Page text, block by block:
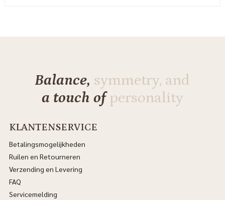
Balance, symmetry, and
a touch ofpersonality
KLANTENSERVICE
Betalingsmogelijkheden
Ruilen en Retourneren
Verzending en Levering
FAQ
Servicemelding